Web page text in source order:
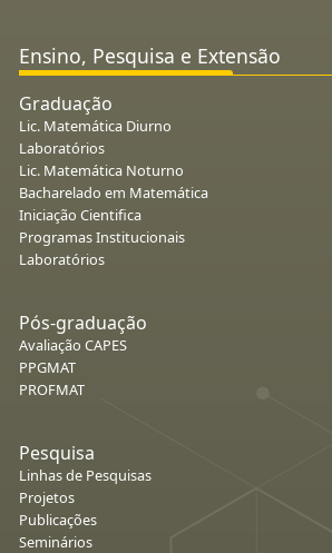
Ensino, Pesquisa e Extensão
Graduação
Lic. Matemática Diurno
Laboratórios
Lic. Matemática Noturno
Bacharelado em Matemática
Iniciação Cientifica
Programas Institucionais
Laboratórios
Pós-graduação
Avaliação CAPES
PPGMAT
PROFMAT
Pesquisa
Linhas de Pesquisas
Projetos
Publicações
Seminários